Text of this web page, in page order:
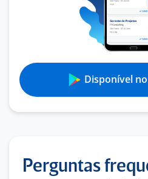
Disponível
Perguntas